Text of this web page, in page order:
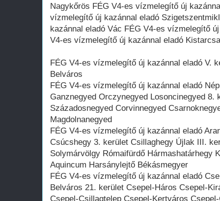
Nagykőrös FÉG V4-es vízmelegítő új
vízmelegítő új kazánnal eladó
kazánnal eladó Vác FÉG V4-es vízmelegítő
V4-es vízmelegítő új kazánnal eladó Kistarcsa
FÉG V4-es vízmelegítő új kazánnal eladó V.
Belváros
FÉG V4-es vízmelegítő új kazánnal eladó
Ganznegyed Orczynegyed Losoncinegyed 8.
Századosnegyed Corvinnegyed
Magdolnanegyed
FÉG V4-es vízmelegítő új kazánnal eladó
Csúcshegy 3. kerület Csillaghegy Újlak III.
Solymárvölgy Rómaifürdő Hármashatárhegy
Aquincum Harsánylejtő Békásmegyer
FÉG V4-es vízmelegítő új kazánnal eladó
Belváros 21. kerület Csepel-Háros Csepel-
Csepel-Csillagtelep Csepel-Kertváros